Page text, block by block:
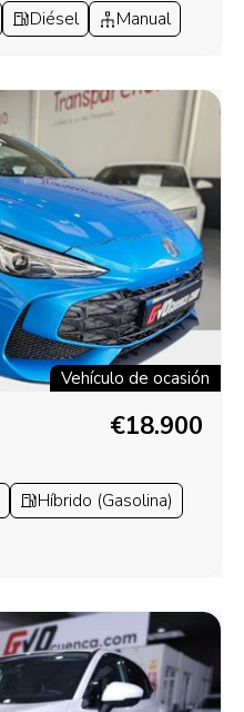
Diésel Manual
Vehículo de ocasión
€18.900
Híbrido (Gasolina)